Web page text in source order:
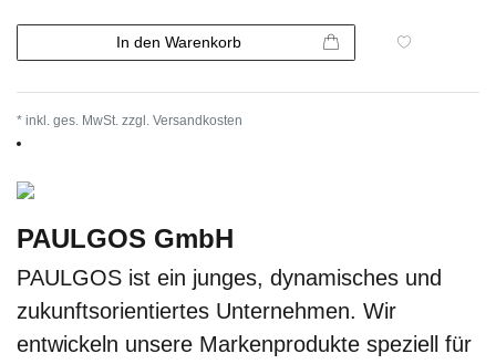
In den Warenkorb
* inkl. ges. MwSt. zzgl. Versandkosten
PAULGOS GmbH
PAULGOS ist ein junges, dynamisches und
zukunftsorientiertes Unternehmen. Wir
entwickeln unsere Markenprodukte speziell für